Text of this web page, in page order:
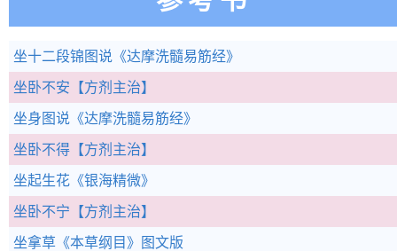
坐十二段锦图说 《达摩洗髓易筋经》
坐卧不安 【方剂主治】
坐身图说 《达摩洗髓易筋经》
坐卧不得 【方剂主治】
坐起生花 《银海精微》
坐卧不宁 【方剂主治】
坐拿草 《本草纲目》图文版